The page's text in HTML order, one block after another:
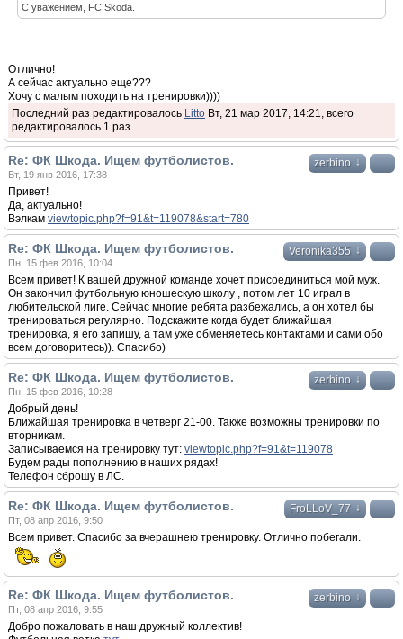
С уважением, FC Skoda.
Отлично!
А сейчас актуально еще???
Хочу с малым походить на тренировки))))
Последний раз редактировалось Litto Вт, 21 мар 2017, 14:21, всего
редактировалось 1 раз.
zerbino ↓
Re: ФК Шкода. Ищем футболистов.
Вт, 19 янв 2016, 17:38
Привет!
Да, актуально!
Вэлкам viewtopic.php?f=91&t=119078&start=780
Veronika355 ↓
Re: ФК Шкода. Ищем футболистов.
Пн, 15 фев 2016, 10:04
Всем привет! К вашей дружной команде хочет присоединиться мой муж.
Он закончил футбольную юношескую школу , потом лет 10 играл в
любительской лиге. Сейчас многие ребята разбежались, а он хотел бы
тренироваться регулярно. Подскажите когда будет ближайшая
тренировка, я его запишу, а там уже обменяетесь контактами и сами обо
всем договоритесь)). Спасибо)
zerbino ↓
Re: ФК Шкода. Ищем футболистов.
Пн, 15 фев 2016, 10:28
Добрый день!
Ближайшая тренировка в четверг 21-00. Также возможны тренировки по
вторникам.
Записываемся на тренировку тут: viewtopic.php?f=91&t=119078
Будем рады пополнению в наших рядах!
Телефон сброшу в ЛС.
FroLLoV_77 ↓
Re: ФК Шкода. Ищем футболистов.
Пт, 08 апр 2016, 9:50
Всем привет. Спасибо за вчерашнею тренировку. Отлично побегали.
zerbino ↓
Re: ФК Шкода. Ищем футболистов.
Пт, 08 апр 2016, 9:55
Добро пожаловать в наш дружный коллектив!